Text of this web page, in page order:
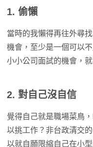
1. 偷懶
當時的我懶得再往外尋
機會，至少是一個可以
小小公司面試的機會，
2. 對自己沒自信
覺得自己就是職場菜鳥
以挑工作？非台政清交
以就自願限縮自己在小